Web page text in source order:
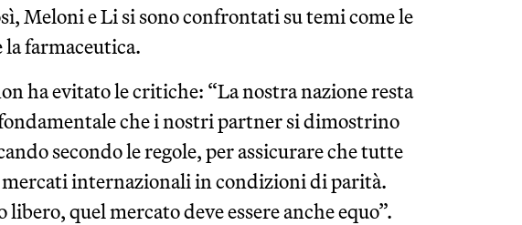
Meloni e Li si sono confrontati su temi come le
farmaceutica.
ha evitato le critiche: “La nostra nazione resta
che i nostri partner si dimostrino
secondo le regole, per assicurare che tutte
mercati internazionali in condizioni di parità.
quel mercato deve essere anche equo”.